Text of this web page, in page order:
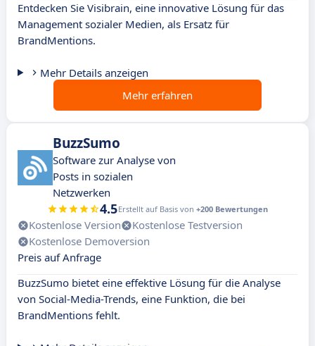
Entdecken Sie Visibrain, eine innovative Lösung für das
Management sozialer Medien, als Ersatz für
BrandMentions.
Mehr Details anzeigen
Mehr erfahren
BuzzSumo
Software zur Analyse von
Posts in sozialen
Netzwerken
4.5Erstellt auf Basis von +200 Bewertungen
Kostenlose Version
Kostenlose Testversion
Kostenlose Demoversion
Preis auf Anfrage
BuzzSumo bietet eine effektive Lösung für die Analyse
von Social-Media-Trends, eine Funktion, die bei
BrandMentions fehlt.